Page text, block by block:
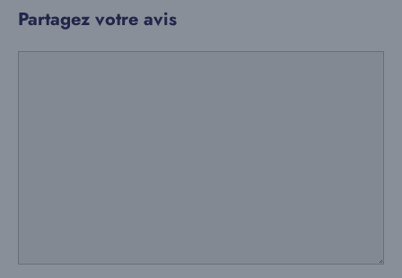
Partagez votre avis